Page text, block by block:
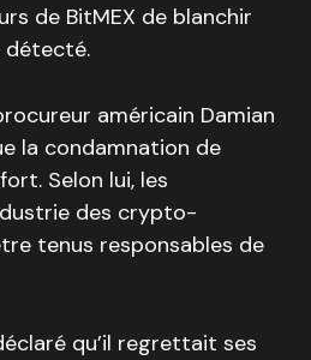
de BitMEX de blanchir
détecté.
américain Damian
la condamnation de
Selon lui, les
des crypto-
tenus responsables de
qu’il regrettait ses